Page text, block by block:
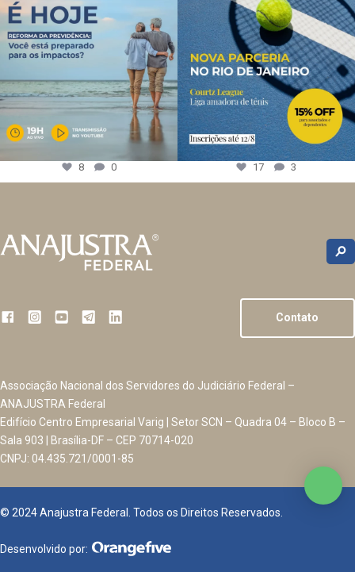
8 0 17 3
Contato
Associação Nacional dos Servidores do Judiciário Federal –
ANAJUSTRA Federal
Edifício Centro Empresarial Varig | Setor SCN – Quadra 04 – Bloco B –
Sala 903 | Brasília-DF – CEP 70714-020
CNPJ: 04.435.721/0001-85
© 2024 Anajustra Federal. Todos os Direitos Reservados.
Desenvolvido por: